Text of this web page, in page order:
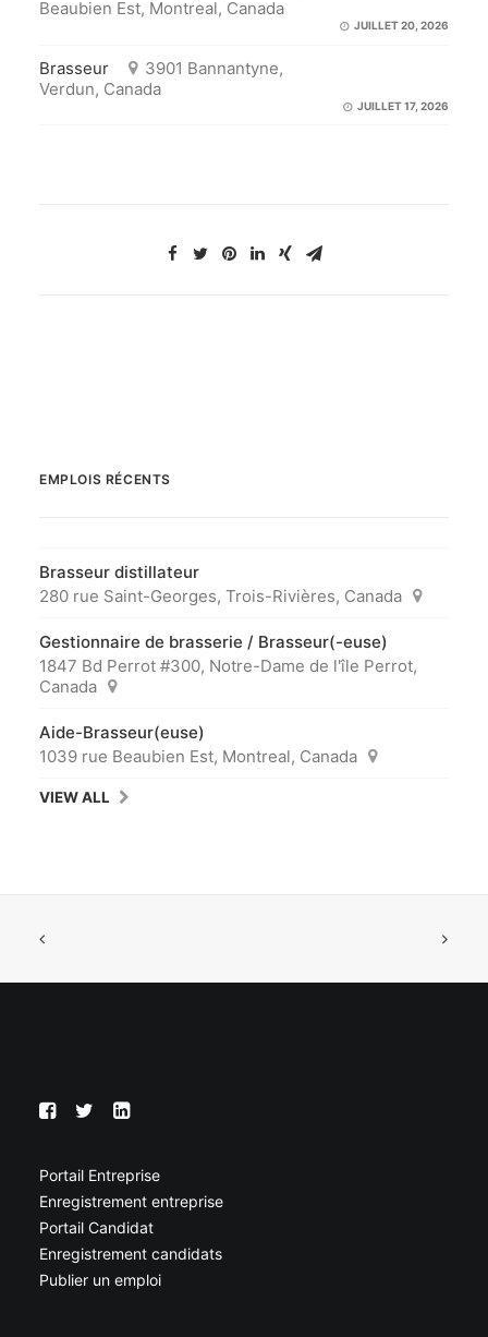
Beaubien Est, Montreal, Canada
JUILLET 20, 2026
Brasseur
3901 Bannantyne,
Verdun, Canada
JUILLET 17, 2026
EMPLOIS RÉCENTS
Brasseur distillateur
280 rue Saint-Georges, Trois-Rivières, Canada
Gestionnaire de brasserie / Brasseur(-euse)
1847 Bd Perrot #300, Notre-Dame de l'île Perrot,
Canada
Aide-Brasseur(euse)
1039 rue Beaubien Est, Montreal, Canada
VIEW ALL
Portail Entreprise
Enregistrement entreprise
Portail Candidat
Enregistrement candidats
Publier un emploi